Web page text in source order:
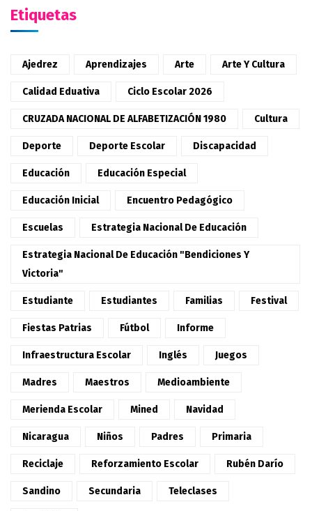
Etiquetas
Ajedrez Aprendizajes Arte Arte Y Cultura
Calidad Eduativa Ciclo Escolar 2026
CRUZADA NACIONAL DE ALFABETIZACIÓN 1980 Cultura
Deporte Deporte Escolar Discapacidad
Educación Educación Especial
Educación Inicial Encuentro Pedagógico
Escuelas Estrategia Nacional De Educación
Estrategia Nacional De Educación "Bendiciones Y
Victoria"
Estudiante Estudiantes Familias Festival
Fiestas Patrias Fútbol Informe
Infraestructura Escolar Inglés Juegos
Madres Maestros Medioambiente
Merienda Escolar Mined Navidad
Nicaragua Niños Padres Primaria
Reciclaje Reforzamiento Escolar Rubén Darío
Sandino Secundaria Teleclases